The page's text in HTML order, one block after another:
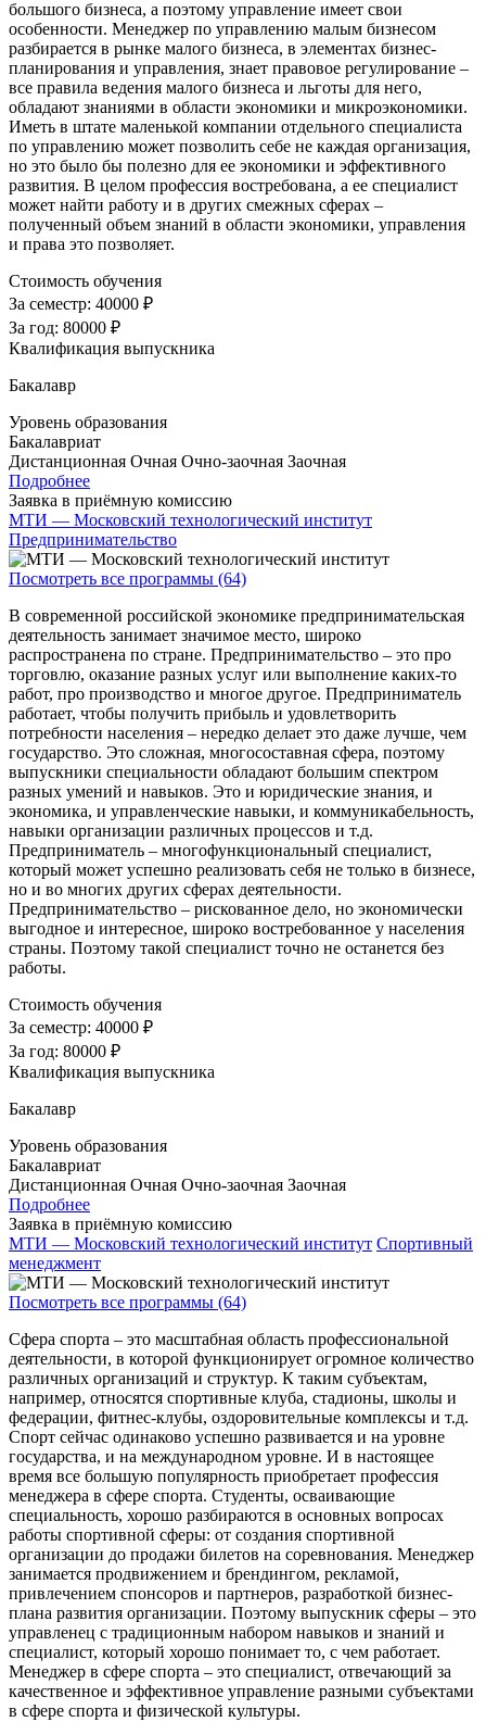
большого бизнеса, а поэтому управление имеет свои
особенности. Менеджер по управлению малым бизнесом
разбирается в рынке малого бизнеса, в элементах бизнес-
планирования и управления, знает правовое регулирование –
все правила ведения малого бизнеса и льготы для него,
обладают знаниями в области экономики и микроэкономики.
Иметь в штате маленькой компании отдельного специалиста
по управлению может позволить себе не каждая организация,
но это было бы полезно для ее экономики и эффективного
развития. В целом профессия востребована, а ее специалист
может найти работу и в других смежных сферах –
полученный объем знаний в области экономики, управления
и права это позволяет.
Стоимость обучения
За семестр: 40000 ₽
За год: 80000 ₽
Квалификация выпускника
Бакалавр
Уровень образования
Бакалавриат
Дистанционная Очная Очно-заочная Заочная
Подробнее
Заявка в приёмную комиссию
МТИ — Московский технологический институт
Предпринимательство
Посмотреть все программы (64)
В современной российской экономике предпринимательская
деятельность занимает значимое место, широко
распространена по стране. Предпринимательство – это про
торговлю, оказание разных услуг или выполнение каких-то
работ, про производство и многое другое. Предприниматель
работает, чтобы получить прибыль и удовлетворить
потребности населения – нередко делает это даже лучше, чем
государство. Это сложная, многосоставная сфера, поэтому
выпускники специальности обладают большим спектром
разных умений и навыков. Это и юридические знания, и
экономика, и управленческие навыки, и коммуникабельность,
навыки организации различных процессов и т.д.
Предприниматель – многофункциональный специалист,
который может успешно реализовать себя не только в бизнесе,
но и во многих других сферах деятельности.
Предпринимательство – рискованное дело, но экономически
выгодное и интересное, широко востребованное у населения
страны. Поэтому такой специалист точно не останется без
работы.
Стоимость обучения
За семестр: 40000 ₽
За год: 80000 ₽
Квалификация выпускника
Бакалавр
Уровень образования
Бакалавриат
Дистанционная Очная Очно-заочная Заочная
Подробнее
Заявка в приёмную комиссию
МТИ — Московский технологический институт Спортивный
менеджмент
Посмотреть все программы (64)
Сфера спорта – это масштабная область профессиональной
деятельности, в которой функционирует огромное количество
различных организаций и структур. К таким субъектам,
например, относятся спортивные клуба, стадионы, школы и
федерации, фитнес-клубы, оздоровительные комплексы и т.д.
Спорт сейчас одинаково успешно развивается и на уровне
государства, и на международном уровне. И в настоящее
время все большую популярность приобретает профессия
менеджера в сфере спорта. Студенты, осваивающие
специальность, хорошо разбираются в основных вопросах
работы спортивной сферы: от создания спортивной
организации до продажи билетов на соревнования. Менеджер
занимается продвижением и брендингом, рекламой,
привлечением спонсоров и партнеров, разработкой бизнес-
плана развития организации. Поэтому выпускник сферы – это
управленец с традиционным набором навыков и знаний и
специалист, который хорошо понимает то, с чем работает.
Менеджер в сфере спорта – это специалист, отвечающий за
качественное и эффективное управление разными субъектами
в сфере спорта и физической культуры.